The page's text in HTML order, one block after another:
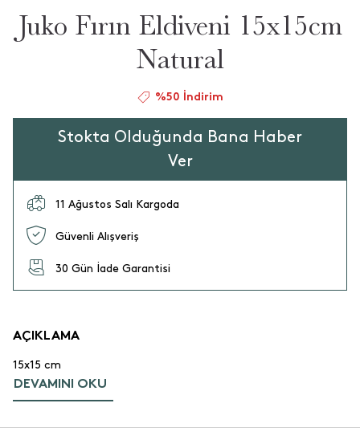
Juko Fırın Eldiveni 15x15cm
Natural
%50 İndirim
Stokta Olduğunda Bana Haber
Ver
11 Ağustos Salı Kargoda
Güvenli Alışveriş
30 Gün İade Garantisi
AÇIKLAMA
15x15 cm
DEVAMINI OKU